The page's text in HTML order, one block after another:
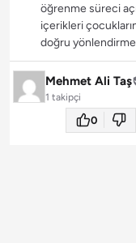
öğrenme süreci
içerikleri
doğru
Mehmet Ali Taş
1 takipçi
0